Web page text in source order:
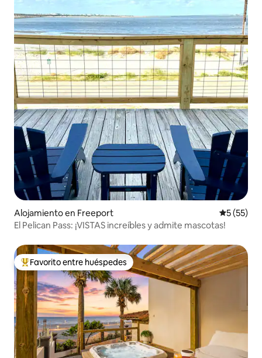
Alojamiento en Freeport
5 (55)
El Pelican Pass: ¡VISTAS increíbles y admite mascotas!
Favorito entre huéspedes preferido
Favorito entre huéspedes